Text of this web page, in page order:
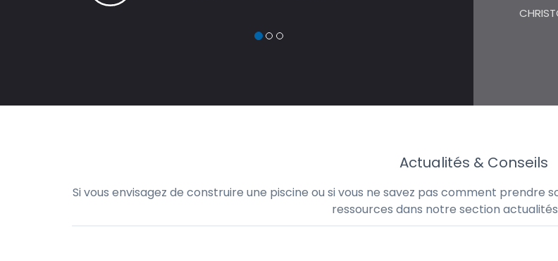
Actualités & Conseils
Si vous envisagez de construire une piscine ou si vous ne savez pas comment prendre
ressources dans notre section